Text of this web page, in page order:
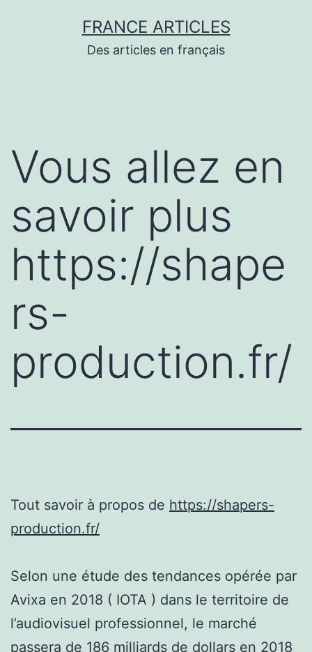
FRANCE ARTICLES
Des articles en français
Vous allez en
savoir plus
https://shape
rs-
production.fr/
Tout savoir à propos de https://shapers-
production.fr/
Selon une étude des tendances opérée par
Avixa en 2018 ( IOTA ) dans le territoire de
l’audiovisuel professionnel, le marché
passera de 186 milliards de dollars en 2018